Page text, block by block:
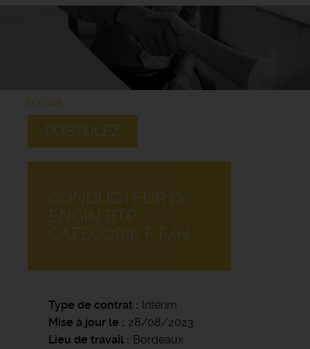
Accueil
POSTULEZ
CONDUCTEUR D
ENGIN BTP
CATEGORIE F F/H
Type de contrat
Intérim
Mise à jour le
28/08/2023
Lieu de travail
Bordeaux